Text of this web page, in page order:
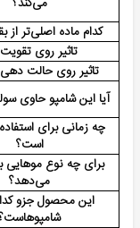
می‌کند؟
کدام ماده اصلی‌تر از
تاثیر روی
تاثیر روی حالت دهی
آیا این شامپو حاوی
چه زمانی برای
است؟
برای چه نوع موهایی
می‌دهد؟
این محصول جزو